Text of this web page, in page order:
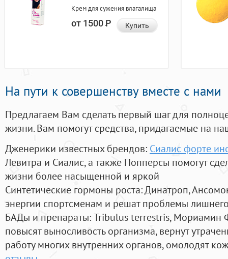
Крем для сужения влагалища
от 1500Р Купить
На пути к совершенству вместе с нами
Предлагаем Вам сделать первый шаг для
жизни. Вам помогут средства, придагаемые на
Дженерики известных брендов: Сиалис форте
Левитра и Сиалис, а также Попперсы помогут
жизни более насыщенной и яркой
Синтетические гормоны роста: Динатроп,
энергии спортсменам и решат проблемы
БАДы и препараты:Tribulus terrestris, Мориамин
повысят выносливость организма, вернут
работу многих внутренних органов, омолодят